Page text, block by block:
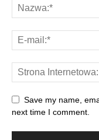
Save my name,
next time I comment.